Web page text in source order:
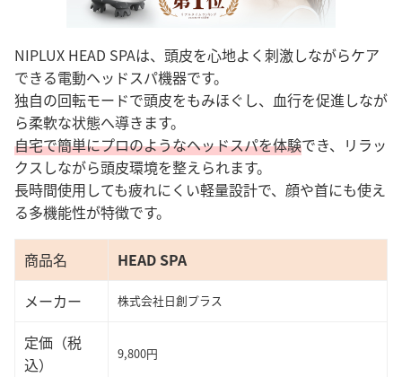
NIPLUX HEAD SPAは、頭皮を心地よく刺激しながらケア
できる電動ヘッドスパ機器です。
独自の回転モードで頭皮をもみほぐし、血行を促進しなが
ら柔軟な状態へ導きます。
自宅で簡単にプロのようなヘッドスパを体験でき、リラッ
クスしながら頭皮環境を整えられます。
長時間使用しても疲れにくい軽量設計で、顔や首にも使え
る多機能性が特徴です。
商品名
HEAD SPA
メーカー
株式会社日創プラス
定価（税
込）
9,800円